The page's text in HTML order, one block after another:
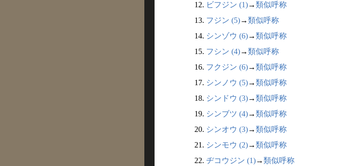
12. ビフジン (1)→類似呼称
13. フジン (5)→類似呼称
14. シンゾウ (6)→類似呼称
15. フシン (4)→類似呼称
16. フクジン (6)→類似呼称
17. シンノウ (5)→類似呼称
18. シンドウ (3)→類似呼称
19. シンブツ (4)→類似呼称
20. シンオウ (3)→類似呼称
21. シンモウ (2)→類似呼称
22. ヂコウジン (1)→類似呼称